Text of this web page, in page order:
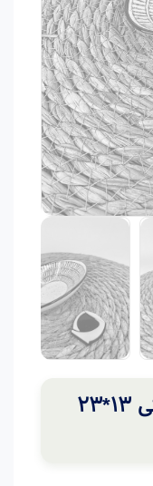
مزه خوری قایقی سرامیکی 13*23